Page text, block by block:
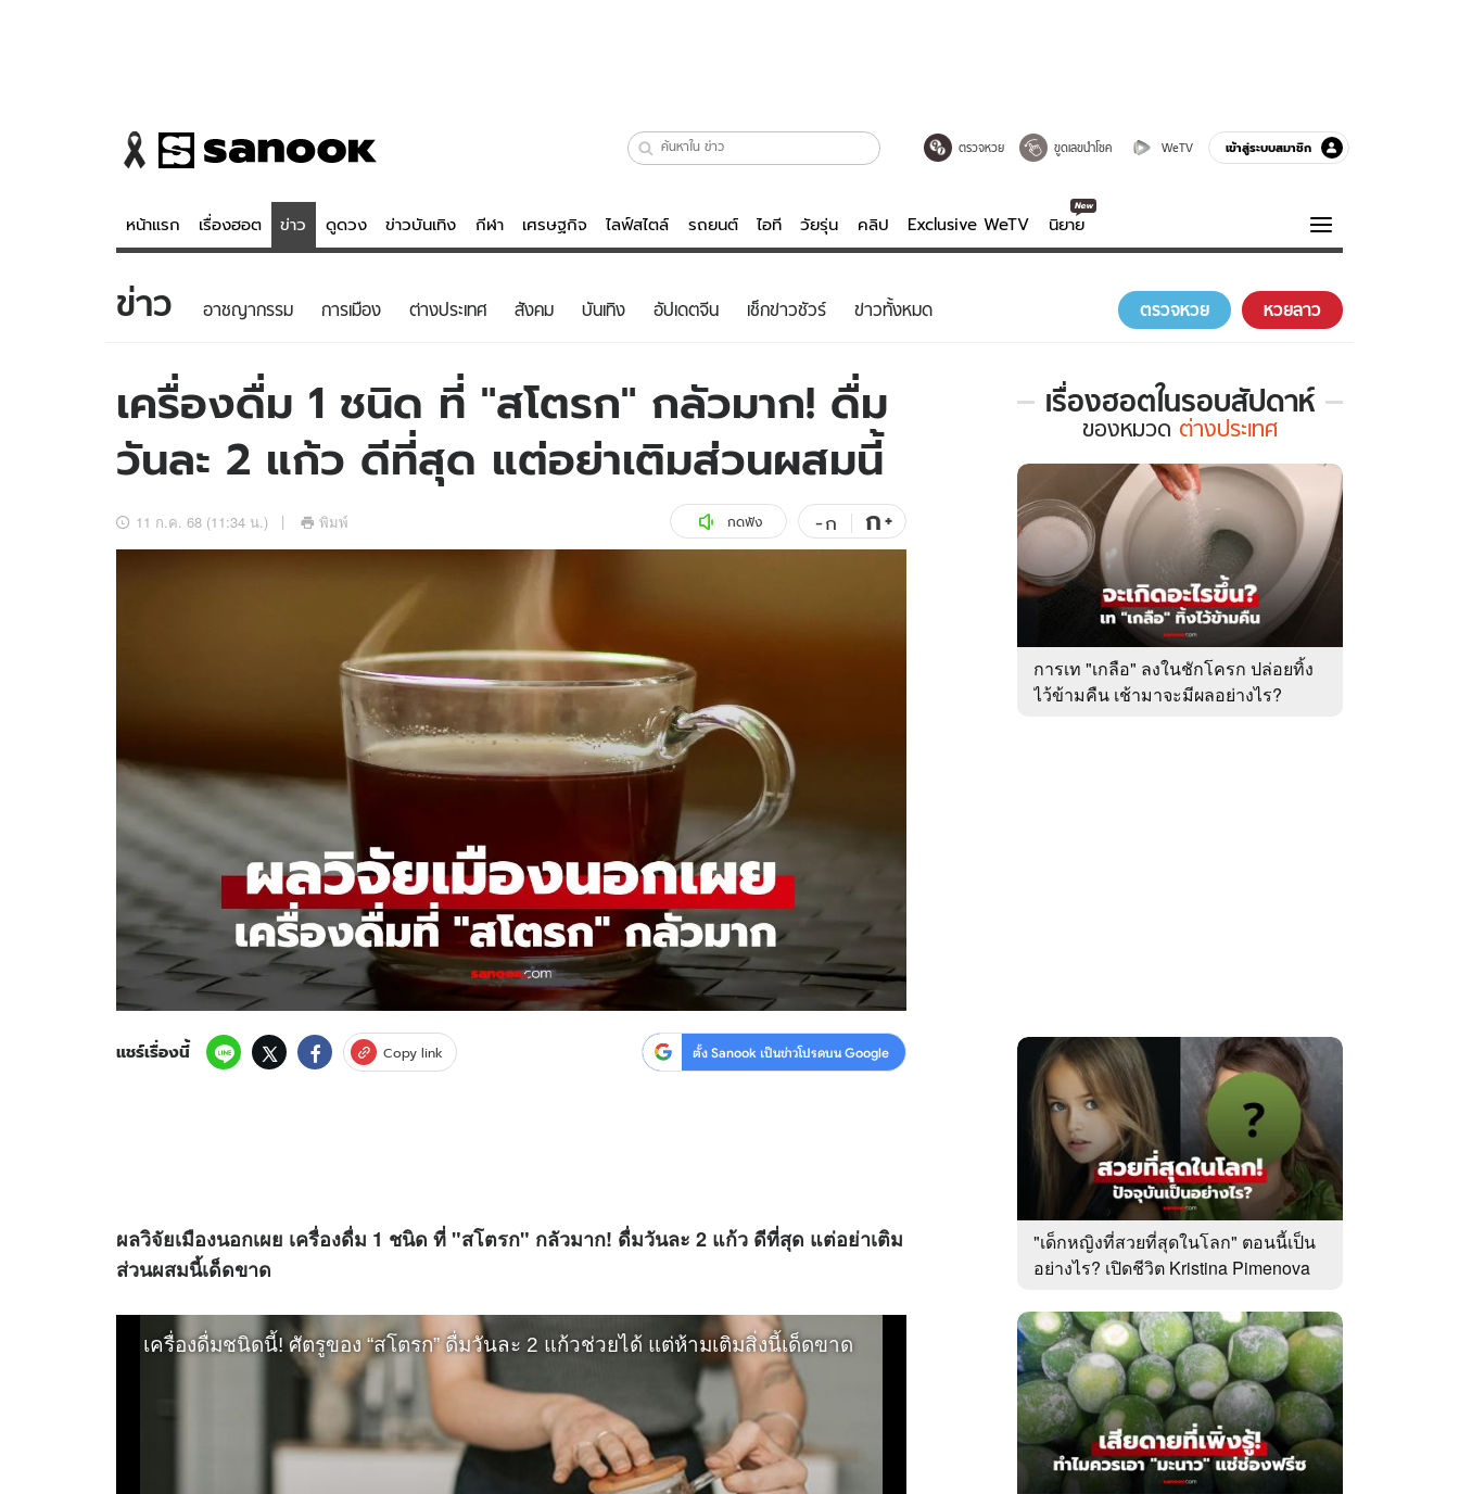
ตรวจหวย ขูดเลขนำโชค WeTV เข้าสู่ระบบสมาชิก
หน้าแรก เรื่องฮอต ข่าว ดูดวง ข่าวบันเทิง กีฬา เศรษฐกิจ ไลฟ์สไตล์ รถยนต์ ไอที วัยรุ่น คลิป Exclusive WeTV นิยาย
ข่าว
ข่าว
ข่าวบันเทิง
ข่าวกีฬา
ข่าวเศรษฐกิจ
อัปเดตจีน
เช็กข่าวชัวร์
ดูดวง - ตรวจหวย
สถิติหวยไทย
หวยลาว
ไลฟ์สไตล์
วัยรุ่น
ไอที
รถยนต์
สุขภาพ
เที่ยว-กิน
บันเทิงครบรส
เกมส์
ดูทีวี
WeTV
ความรู้รอบตัว
ฮาวทู
ติดตามสนุกโซเชียลได้ที่
บริษัท อิมเมจ ฟิวเจอร์ (ประเทศไทย) จำกัด
ข่าว อาชญากรรม การเมือง ต่างประเทศ สังคม บันเทิง อัปเดตจีน เช็กข่าวชัวร์ ข่าวทั้งหมด ตรวจหวย หวยลาว
เครื่องดื่ม 1 ชนิด ที่ "สโตรก" กลัวมาก! ดื่ม
วันละ 2 แก้ว ดีที่สุด แต่อย่าเติมส่วนผสมนี้
11 ก.ค. 68 (11:34 น.) พิมพ์ กดฟัง -ก ก+
แชร์เรื่องนี้ Copy link ตั้ง Sanook เป็นข่าวโปรดบน Google
ผลวิจัยเมืองนอกเผย เครื่องดื่ม 1 ชนิด ที่ "สโตรก" กลัวมาก! ดื่มวันละ 2 แก้ว ดีที่สุด แต่อย่าเติม
ส่วนผสมนี้เด็ดขาด
เรื่องฮอตในรอบสัปดาห์
เรื่อง
ใน
รอบ
สัปดาห์
ของ
ต่าง
ประเทศ
ของหมวด ต่างประเทศ
การเท "เกลือ" ลงในชักโครก ปล่อยทิ้ง
ไว้ข้ามคืน เช้ามาจะมีผลอย่างไร?
"เด็กหญิงที่สวยที่สุดในโลก" ตอนนี้เป็น
อย่างไร? เปิดชีวิต Kristina Pimenova